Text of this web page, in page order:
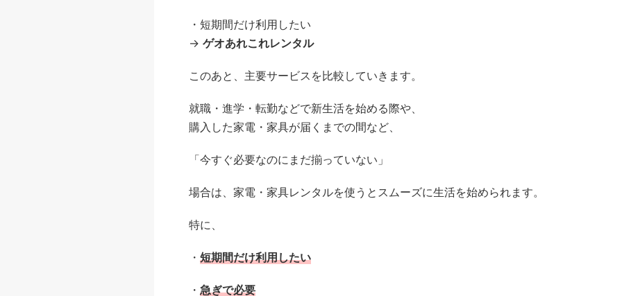
・短期間だけ利用したい
→ ゲオあれこれレンタル
このあと、主要サービスを比較していきます。
就職・進学・転勤などで新生活を始める際や、
購入した家電・家具が届くまでの間など、
「今すぐ必要なのにまだ揃っていない」
場合は、家電・家具レンタルを使うとスムーズに生活を始められます。
特に、
・ 短期間だけ利用したい
・ 急ぎで必要